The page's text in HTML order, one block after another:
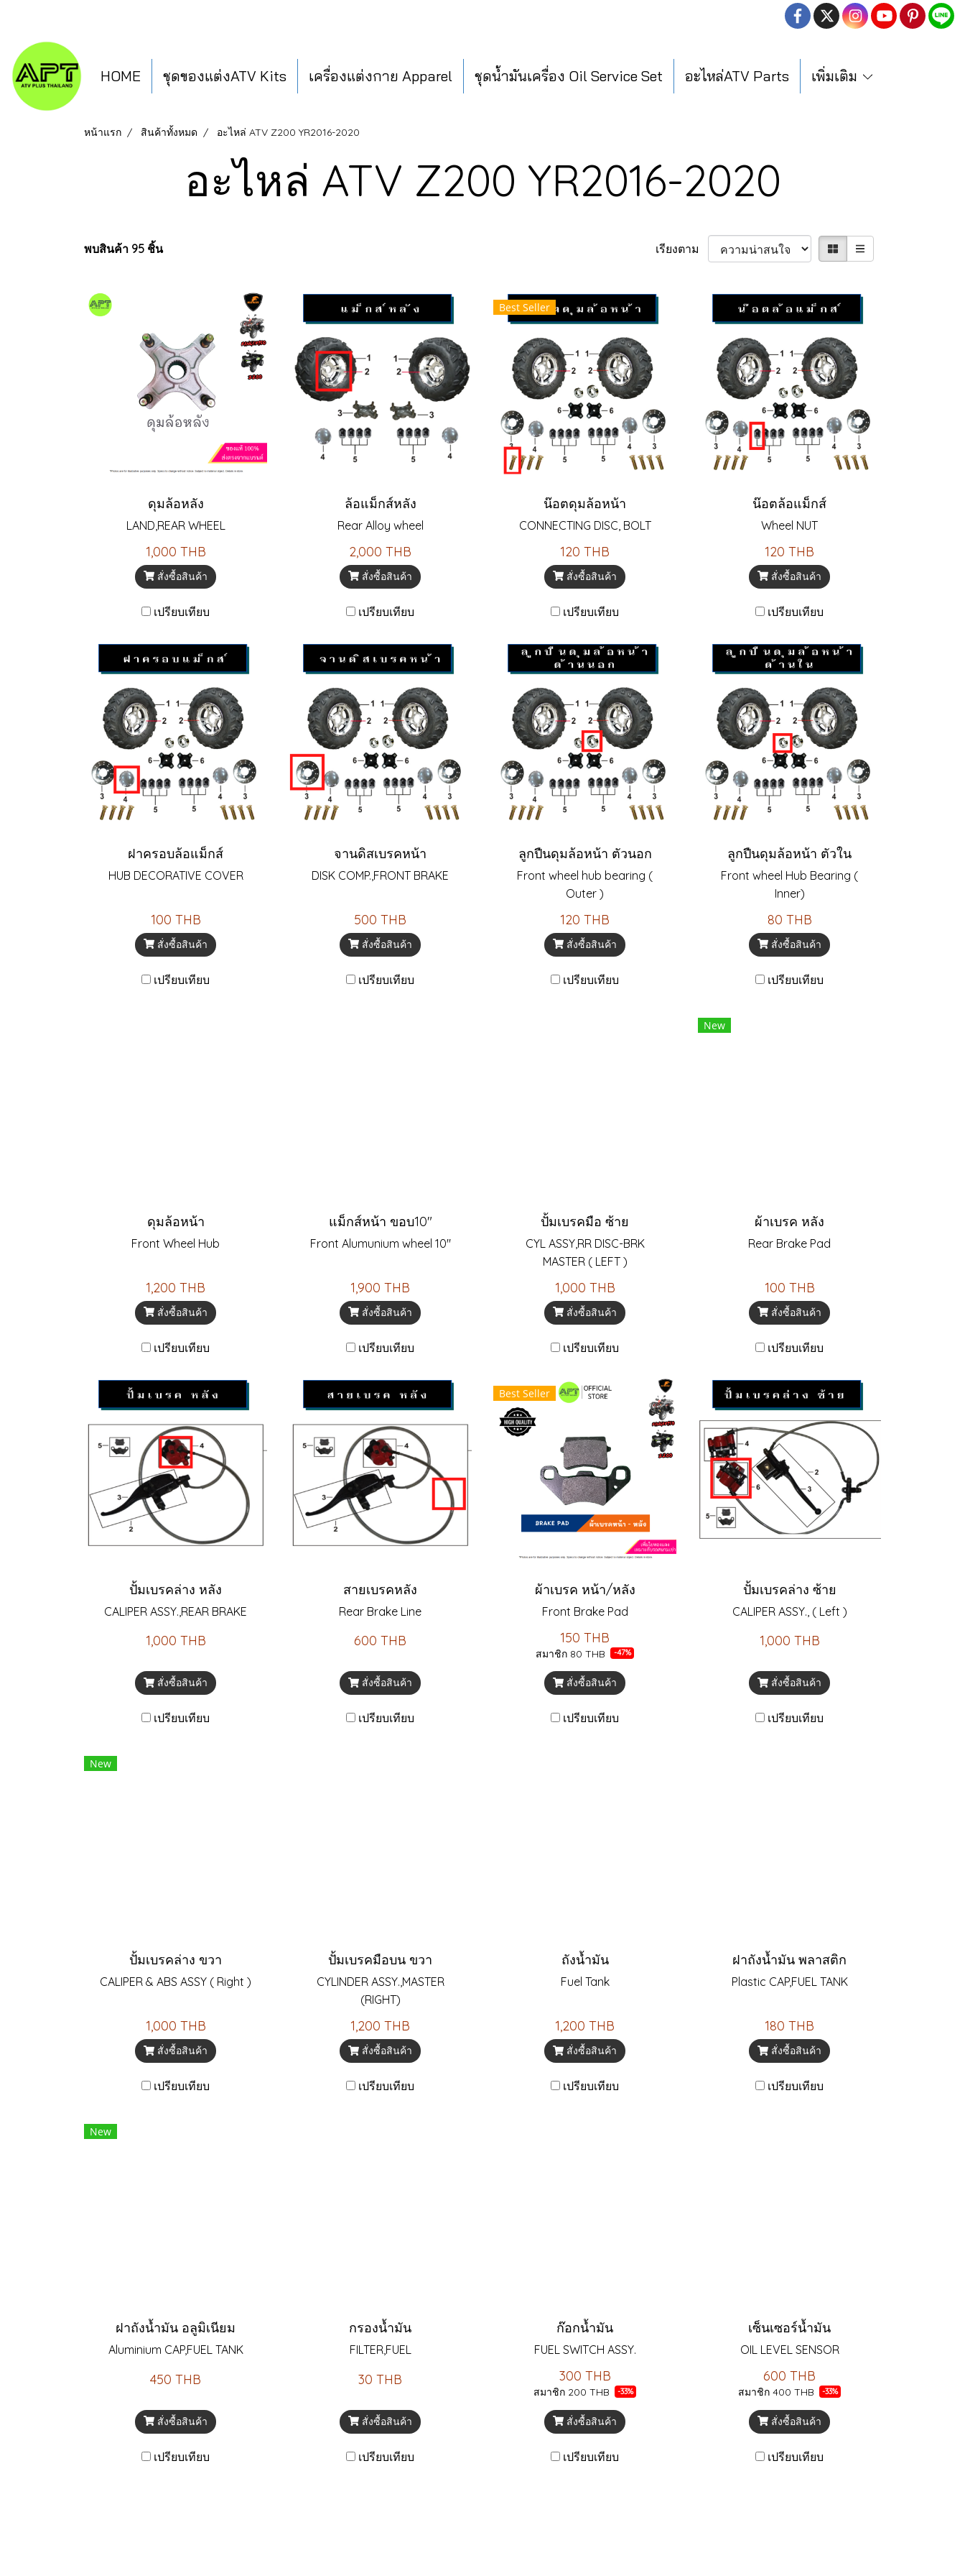
HOME ชุดของแต่งATV Kits เครื่องแต่งกาย Apparel ชุดน้ำมันเครื่อง Oil Service Set อะไหล่ATV Parts เพิ่มเติม
หน้าแรก สินค้าทั้งหมด อะไหล่ ATV Z200 YR2016-2020
อะไหล่ ATV Z200 YR2016-2020
พบสินค้า 95 ชิ้น เรียงตาม
ดุมล้อหลัง
LAND,REAR WHEEL
1,000 THB
สั่งซื้อสินค้า
เปรียบเทียบ
ล้อแม็กส์หลัง
Rear Alloy wheel
2,000 THB
สั่งซื้อสินค้า
เปรียบเทียบ
Best Seller
น๊อตดุมล้อหน้า
CONNECTING DISC, BOLT
120 THB
สั่งซื้อสินค้า
เปรียบเทียบ
น๊อตล้อแม็กส์
Wheel NUT
120 THB
สั่งซื้อสินค้า
เปรียบเทียบ
ฝาครอบล้อแม็กส์
HUB DECORATIVE COVER
100 THB
สั่งซื้อสินค้า
เปรียบเทียบ
จานดิสเบรคหน้า
DISK COMP.,FRONT BRAKE
500 THB
สั่งซื้อสินค้า
เปรียบเทียบ
ลูกปืนดุมล้อหน้า ตัวนอก
Front wheel hub bearing (
Outer )
120 THB
สั่งซื้อสินค้า
เปรียบเทียบ
ลูกปืนดุมล้อหน้า ตัวใน
Front wheel Hub Bearing (
Inner)
80 THB
สั่งซื้อสินค้า
เปรียบเทียบ
ดุมล้อหน้า
Front Wheel Hub
1,200 THB
สั่งซื้อสินค้า
เปรียบเทียบ
แม็กส์หน้า ขอบ10"
Front Alumunium wheel 10"
1,900 THB
สั่งซื้อสินค้า
เปรียบเทียบ
ปั้มเบรคมือ ซ้าย
CYL ASSY,RR DISC-BRK
MASTER ( LEFT )
1,000 THB
สั่งซื้อสินค้า
เปรียบเทียบ
New
ผ้าเบรค หลัง
Rear Brake Pad
100 THB
สั่งซื้อสินค้า
เปรียบเทียบ
ปั้มเบรคล่าง หลัง
CALIPER ASSY.,REAR BRAKE
1,000 THB
สั่งซื้อสินค้า
เปรียบเทียบ
สายเบรคหลัง
Rear Brake Line
600 THB
สั่งซื้อสินค้า
เปรียบเทียบ
Best Seller
ผ้าเบรค หน้า/หลัง
Front Brake Pad
150 THB
สมาชิก 80 THB -47%
สั่งซื้อสินค้า
เปรียบเทียบ
ปั้มเบรคล่าง ซ้าย
CALIPER ASSY., ( Left )
1,000 THB
สั่งซื้อสินค้า
เปรียบเทียบ
New
ปั้มเบรคล่าง ขวา
CALIPER & ABS ASSY ( Right )
1,000 THB
สั่งซื้อสินค้า
เปรียบเทียบ
ปั้มเบรคมือบน ขวา
CYLINDER ASSY.,MASTER
(RIGHT)
1,200 THB
สั่งซื้อสินค้า
เปรียบเทียบ
ถังน้ำมัน
Fuel Tank
1,200 THB
สั่งซื้อสินค้า
เปรียบเทียบ
ฝาถังน้ำมัน พลาสติก
Plastic CAP,FUEL TANK
180 THB
สั่งซื้อสินค้า
เปรียบเทียบ
New
ฝาถังน้ำมัน อลูมิเนียม
Aluminium CAP,FUEL TANK
450 THB
สั่งซื้อสินค้า
เปรียบเทียบ
กรองน้ำมัน
FILTER,FUEL
30 THB
สั่งซื้อสินค้า
เปรียบเทียบ
ก๊อกน้ำมัน
FUEL SWITCH ASSY.
300 THB
สมาชิก 200 THB -33%
สั่งซื้อสินค้า
เปรียบเทียบ
เซ็นเซอร์น้ำมัน
OIL LEVEL SENSOR
600 THB
สมาชิก 400 THB -33%
สั่งซื้อสินค้า
เปรียบเทียบ